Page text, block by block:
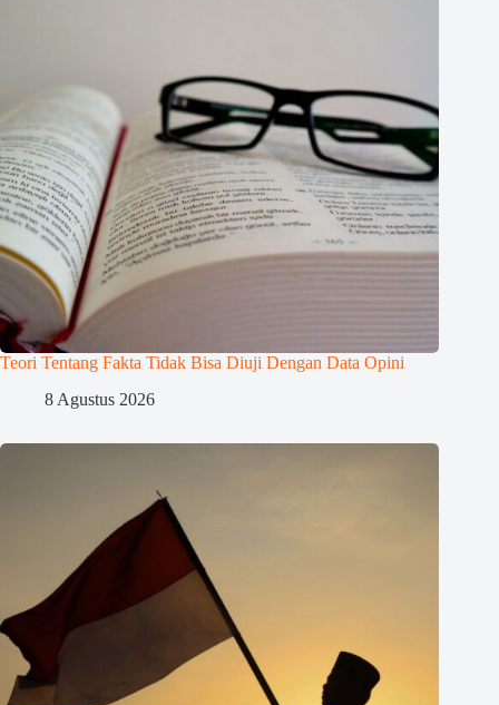
Teori Tentang Fakta Tidak Bisa Diuji Dengan Data Opini
8 Agustus 2026